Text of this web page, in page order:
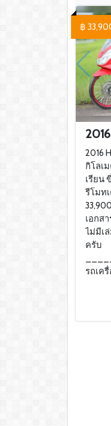
2016
กิโลเ
เรียน
รีโมท
เอกส
ไม่มีเ
ครับ
รถเค
฿